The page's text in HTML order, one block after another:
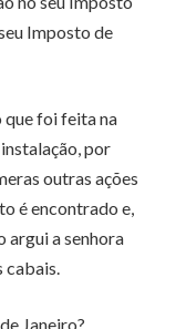
Imposto de
que foi feita na
por
outras ações
é encontrado e,
argui a senhora
cabais.
Janeiro?